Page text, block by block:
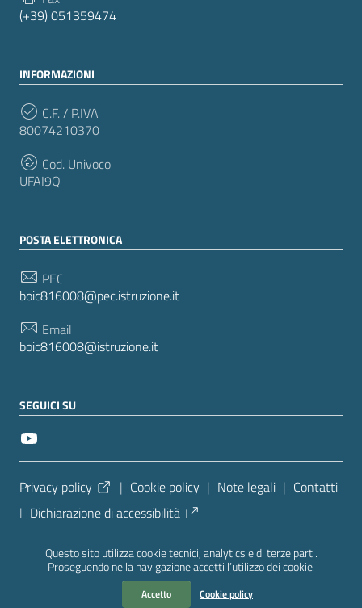
Questo sito utilizza cookie tecnici, analytics e di terze parti.
Proseguendo nella navigazione accetti l’utilizzo dei cookie.
Accetto Cookie policy
(+39) 051359474
INFORMAZIONI
C.F. / P.IVA
80074210370
Cod. Univoco
UFAI9Q
POSTA ELETTRONICA
PEC
boic816008@pec.istruzione.it
Email
boic816008@istruzione.it
SEGUICI SU
Sezione Link Utili
Privacy policy | Cookie policy | Note legali | Contatti
| Dichiarazione di accessibilità
PA di AgID
| Realizzato con WordPress
da